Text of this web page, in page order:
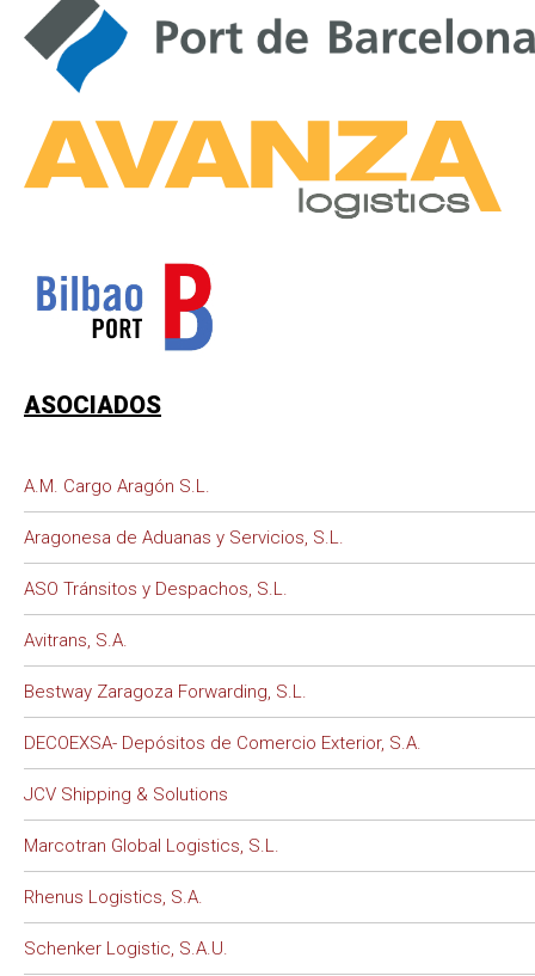
ASOCIADOS
A.M. Cargo Aragón S.L.
Aragonesa de Aduanas y Servicios, S.L.
ASO Tránsitos y Despachos, S.L.
Avitrans, S.A.
Bestway Zaragoza Forwarding, S.L.
DECOEXSA- Depósitos de Comercio Exterior, S.A.
JCV Shipping & Solutions
Marcotran Global Logistics, S.L.
Rhenus Logistics, S.A.
Schenker Logistic, S.A.U.